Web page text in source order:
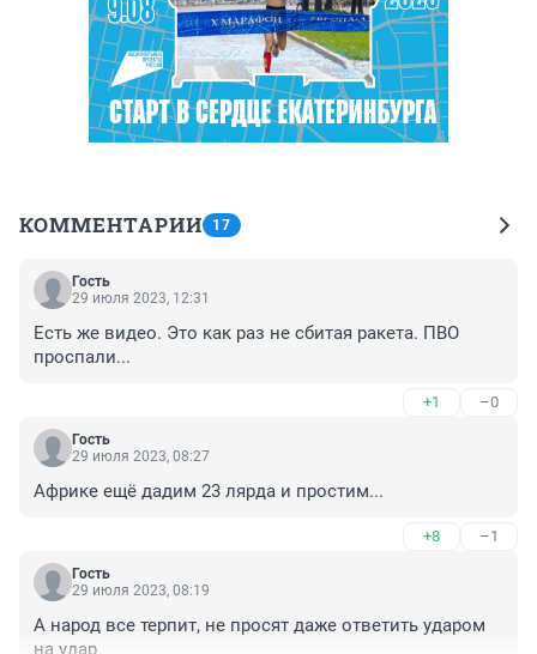
КОММЕНТАРИИ 17
Гость
29 июля 2023, 12:31
Есть же видео. Это как раз не сбитая ракета. ПВО
проспали...
+1 –0
Гость
29 июля 2023, 08:27
Африке ещё дадим 23 лярда и простим...
+8 –1
Гость
29 июля 2023, 08:19
А народ все терпит, не просят даже ответить ударом
на удар